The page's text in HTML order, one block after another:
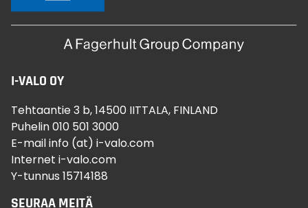
I-VALO OY
Tehtaantie 3 b, 14500 IITTALA, FINLAND
Puhelin 010 501 3000
E-mail info (at) i-valo.com
Internet i-valo.com
Y-tunnus 15714188
SEURAA MEITÄ